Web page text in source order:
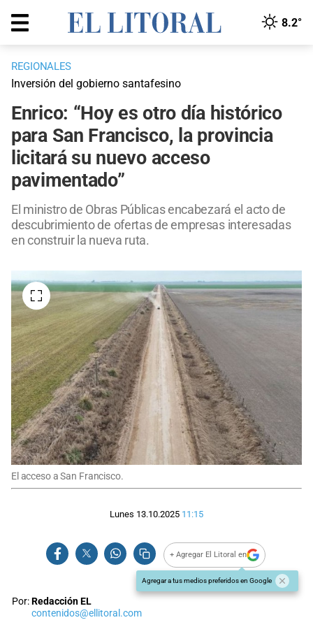
8.2°
REGIONALES
Inversión del gobierno santafesino
Enrico: “Hoy es otro día histórico
para San Francisco, la provincia
licitará su nuevo acceso
pavimentado”
El ministro de Obras Públicas encabezará el acto de
descubrimiento de ofertas de empresas interesadas
en construir la nueva ruta.
El acceso a San Francisco.
Lunes 13.10.2025 11:15
+ Agregar El Litoral en
Agregar a tus medios preferidos en Google
Por:Redacción EL
contenidos@ellitoral.com